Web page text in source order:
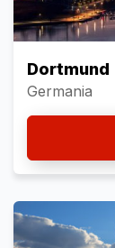
Dortmund
Germania